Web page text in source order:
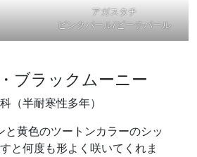
アガスタチ
ピンクパール/ピーチパール
ブラックムーニー
（半耐寒性多年）
と黄色のツートンカラーのシッ
と何度も形よく咲いてくれま